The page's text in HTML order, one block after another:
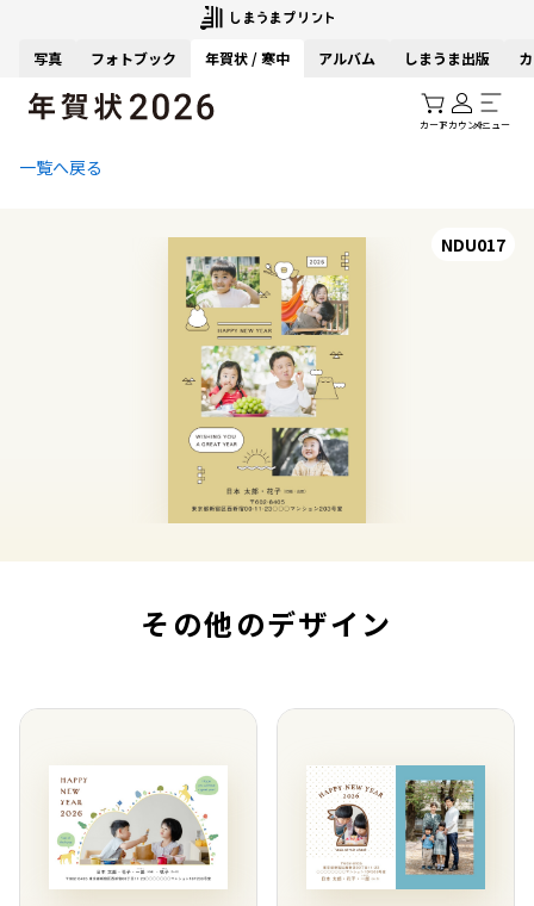
写真 フォトブック 年賀状 / 寒中 アルバム しまうま出版
カートアカウントメニュー
一覧へ戻る
NDU017
その他のデザイン